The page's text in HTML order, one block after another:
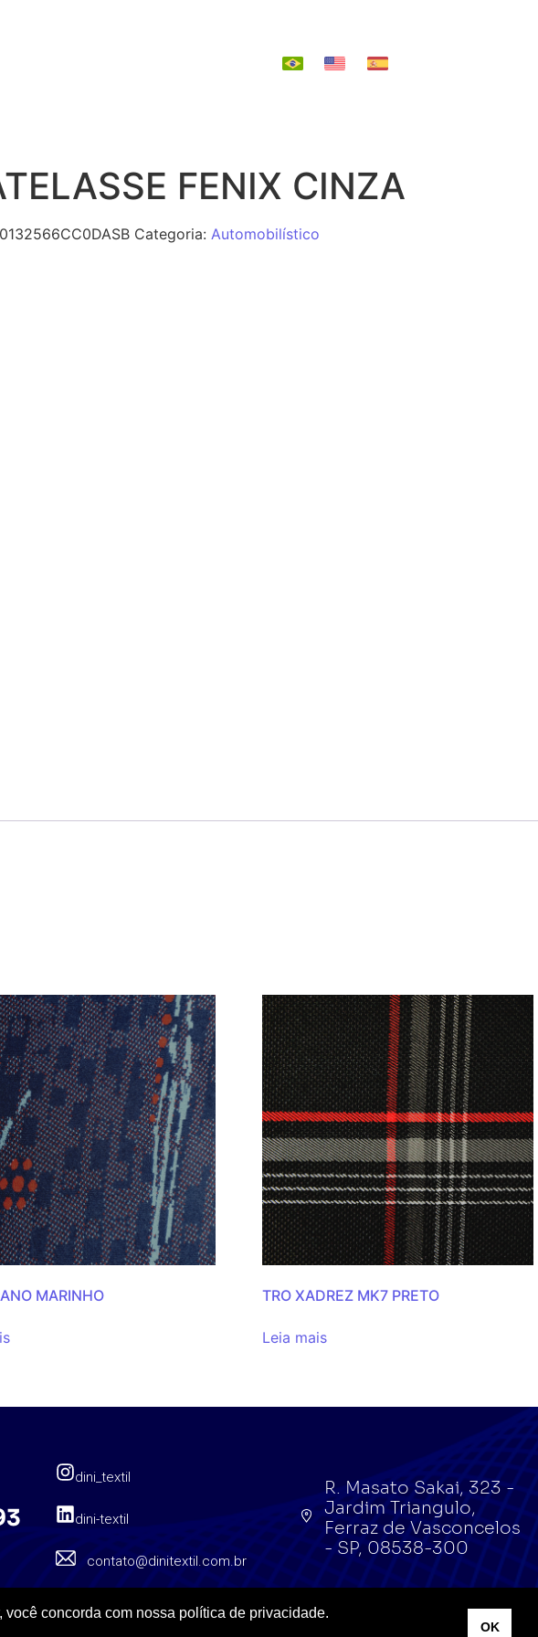
FENIX CINZA
Categoria: Automobilístico
MARINHO TRO XADREZ MK7 PRETO
Leia mais
dini_textil
dini-textil
contato@dinitextil.com.br
R. Masato Sakai, 323 -
Jardim Triangulo,
Ferraz de Vasconcelos
- SP, 08538-300
concorda com nossa política de privacidade.
OK